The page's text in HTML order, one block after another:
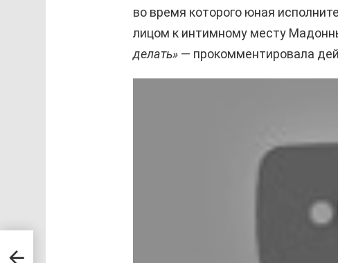
во время которого юная
лицом к интимному месту
делать» — прокомментировала